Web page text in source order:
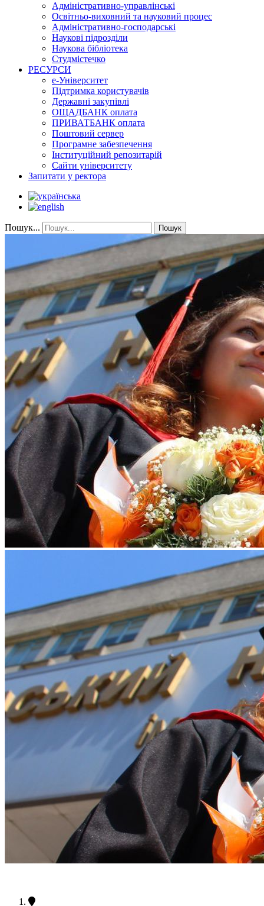
Адміністративно-управлінські
Освітньо-виховний та науковий процес
Адміністративно-господарські
Наукові підрозділи
Наукова бібліотека
Студмістечко
РЕСУРСИ
е-Університет
Підтримка користувачів
Державні закупівлі
ОЩАДБАНК оплата
ПРИВАТБАНК оплата
Поштовий сервер
Програмне забезпечення
Інституційний репозитарій
Сайти університету
Запитати у ректора
Пошук... Пошук